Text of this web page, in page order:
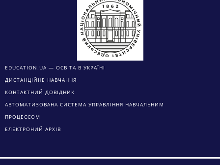
EDUCATION.UA — ОСВІТА В УКРАЇНІ
ДИСТАНЦІЙНЕ НАВЧАННЯ
КОНТАКТНИЙ ДОВІДНИК
АВТОМАТИЗОВАНА СИСТЕМА УПРАВЛІННЯ НАВЧАЛЬНИМ
ПРОЦЕССОМ
ЕЛЕКТРОНИЙ АРХІВ